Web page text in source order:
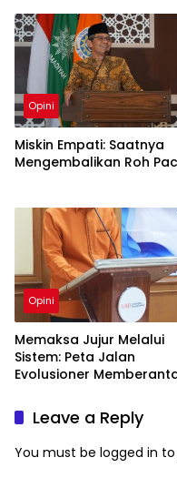
Opini
Miskin Empati: Saatnya
Mengembalikan Roh
Opini
Memaksa Jujur Melalui
Sistem: Peta Jalan
Evolusioner
Leave a Reply
You must be logged in